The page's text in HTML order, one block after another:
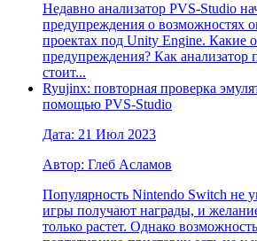
Недавно анализатор PVS-Studio
предупреждения о возможностях
проектах под Unity Engine. Какие
предупреждения? Как анализатор
стоит...
Ryujinx: повторная проверка
помощью PVS-Studio
Дата: 21 Июл 2023
Автор: Глеб Асламов
Популярность Nintendo Switch не
игры получают награды, и
только растет. Однако